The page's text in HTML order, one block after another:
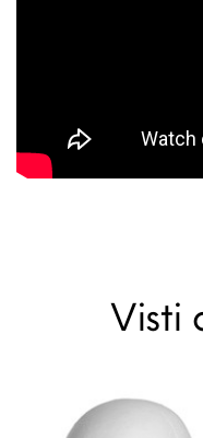
Visti